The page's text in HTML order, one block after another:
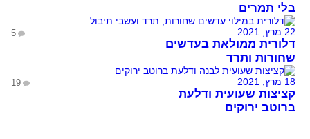
בלי תמרים
22 מרץ, 2021 5
דלורית ממולאת בעדשים
שחורות ותרד
18 מרץ, 2021 19
קציצות שעועית ודלעת
ברוטב ירוקים